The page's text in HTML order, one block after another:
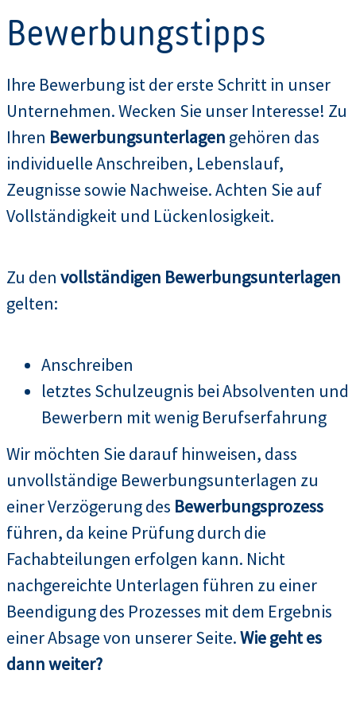
Bewerbungstipps
Ihre Bewerbung ist der erste Schritt in unser
Unternehmen. Wecken Sie unser Interesse! Zu
Ihren Bewerbungsunterlagen gehören das
individuelle Anschreiben, Lebenslauf,
Zeugnisse sowie Nachweise. Achten Sie auf
Vollständigkeit und Lückenlosigkeit.
Zu den vollständigen Bewerbungsunterlagen
gelten:
Anschreiben
letztes Schulzeugnis bei Absolventen und
Bewerbern mit wenig Berufserfahrung
Wir möchten Sie darauf hinweisen, dass
unvollständige Bewerbungsunterlagen zu
einer Verzögerung des Bewerbungsprozess
führen, da keine Prüfung durch die
Fachabteilungen erfolgen kann. Nicht
nachgereichte Unterlagen führen zu einer
Beendigung des Prozesses mit dem Ergebnis
einer Absage von unserer Seite.Wie geht es
dann weiter?